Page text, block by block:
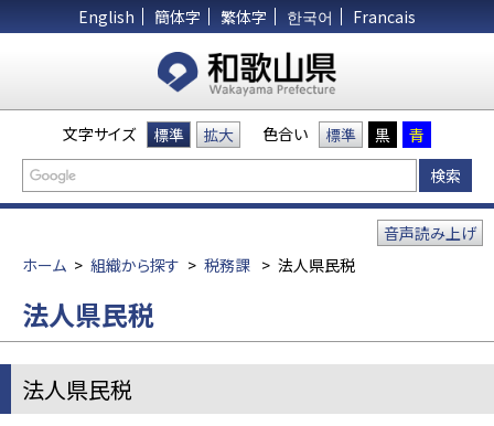
English 簡体字 繁体字 한국어 Francais
文字サイズ 標準 拡大 色合い 標準 黒 青
ホーム > 組織から探す > 税務課 > 法人県民税
音声読み上げ
法人県民税
法人県民税